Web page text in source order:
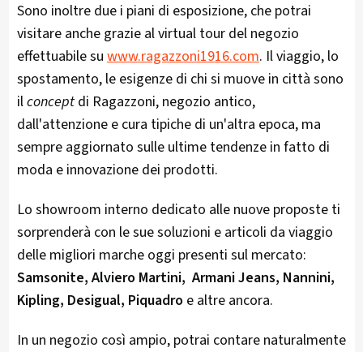
Sono inoltre due i piani di esposizione, che potrai
visitare anche grazie al virtual tour del negozio
effettuabile su www.ragazzoni1916.com. Il viaggio, lo
spostamento, le esigenze di chi si muove in città sono
ilconceptdi Ragazzoni, negozio antico,
dall'attenzione e cura tipiche di un'altra epoca, ma
sempre aggiornato sulle ultime tendenze in fatto di
moda e innovazione dei prodotti.
Lo showroom interno dedicato alle nuove proposte ti
sorprenderà con le sue soluzioni e articoli da viaggio
delle migliori marche oggi presenti sul mercato:
Samsonite, Alviero Martini, Armani Jeans, Nannini,
Kipling, Desigual, Piquadro e altre ancora.
In un negozio così ampio, potrai contare naturalmente